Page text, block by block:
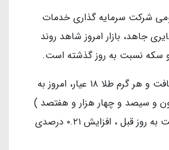
شرکت سرمایه گذاری خدمات
جاهد، بازار امروز شاهد روند
سکه نسبت به روز گذشته است.
قیمت طلا افزایش یافت و هر گرم طلا ۱۸ عیار، امروز به
میلیون و سیصد و چهار هزار و هفتصد )
تومان رسید که نسبت به روز قبل ، افزایش ۰.۲۱ درصدی